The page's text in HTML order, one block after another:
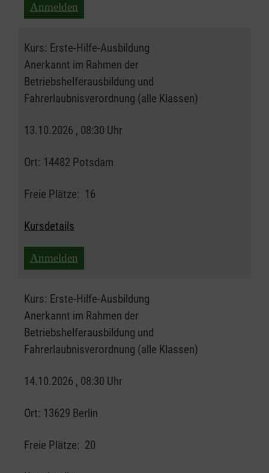
Anmelden
Kurs: Erste-Hilfe-Ausbildung
Anerkannt im Rahmen der
Betriebshelferausbildung und
Fahrerlaubnisverordnung (alle Klassen)
13.10.2026 , 08:30 Uhr
Ort: 14482 Potsdam
Freie Plätze: 16
Kursdetails
Anmelden
Kurs: Erste-Hilfe-Ausbildung
Anerkannt im Rahmen der
Betriebshelferausbildung und
Fahrerlaubnisverordnung (alle Klassen)
14.10.2026 , 08:30 Uhr
Ort: 13629 Berlin
Freie Plätze: 20